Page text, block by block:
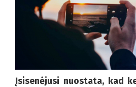
Įsisenėjusi nuostata, kad